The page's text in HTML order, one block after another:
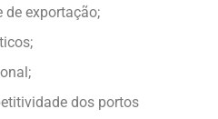
de exportação;
dos portos